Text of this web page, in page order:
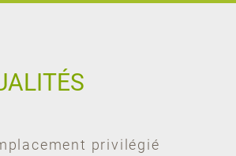
privilégié